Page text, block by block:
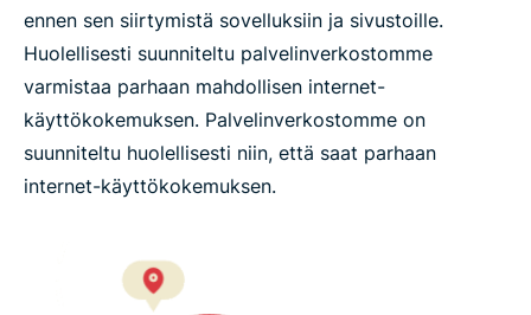
ennen sen siirtymistä sovelluksiin ja sivustoille.
Huolellisesti suunniteltu palvelinverkostomme
varmistaa parhaan mahdollisen internet-
käyttökokemuksen. Palvelinverkostomme on
suunniteltu huolellisesti niin, että saat parhaan
internet-käyttökokemuksen.